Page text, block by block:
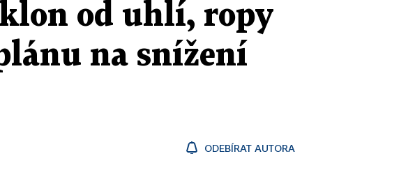
od uhlí, ropy
na snížení
ODEBÍRAT AUTORA